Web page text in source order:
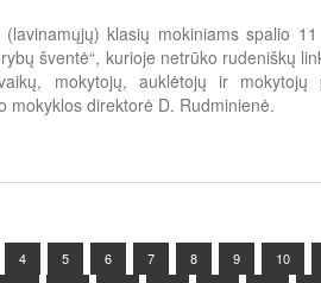
(lavinamųjų) klasių mokiniams spalio
šventė“, kurioje netrūko rudeniškų
mokytojų, auklėtojų ir
mokyklos direktorė D. Rudminienė.
4 5 6 7 8 9 10